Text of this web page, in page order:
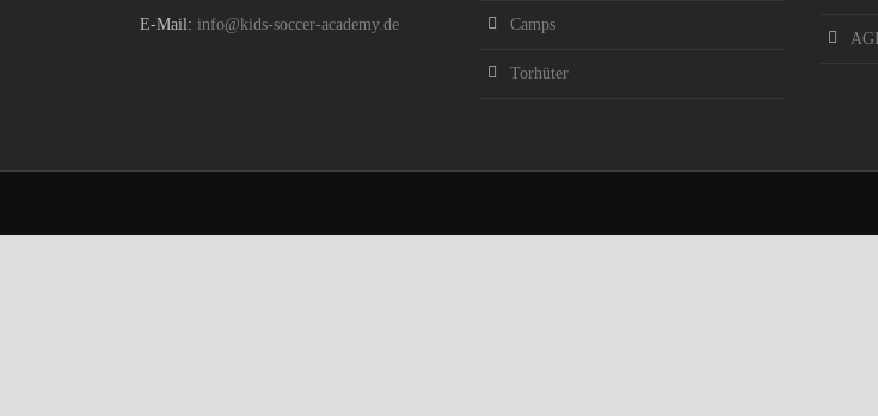
E-Mail: info@kids-soccer-academy.de Camps
Torhüter